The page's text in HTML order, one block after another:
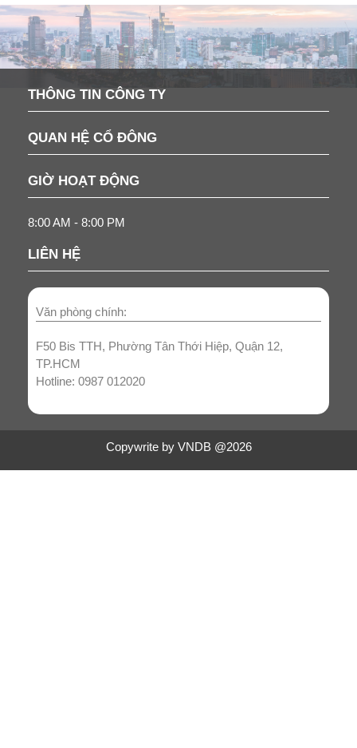
THÔNG TIN CÔNG TY
QUAN HỆ CỔ ĐÔNG
GIỜ HOẠT ĐỘNG
8:00 AM - 8:00 PM
LIÊN HỆ
Văn phòng chính:
F50 Bis TTH, Phường Tân Thới Hiệp, Quận 12,
TP.HCM
Hotline: 0987 012020
Copywrite by VNDB @2026